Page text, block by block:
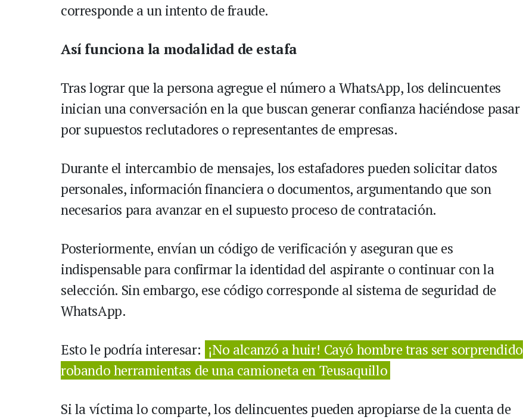
corresponde a un intento de fraude.
Así funciona la modalidad de estafa
Tras lograr que la persona agregue el número a WhatsApp, los delincuentes
inician una conversación en la que buscan generar confianza haciéndose pasar
por supuestos reclutadores o representantes de empresas.
Durante el intercambio de mensajes, los estafadores pueden solicitar datos
personales, información financiera o documentos, argumentando que son
necesarios para avanzar en el supuesto proceso de contratación.
Posteriormente, envían un código de verificación y aseguran que es
indispensable para confirmar la identidad del aspirante o continuar con la
selección. Sin embargo, ese código corresponde al sistema de seguridad de
WhatsApp.
Esto le podría interesar: ¡No alcanzó a huir! Cayó hombre tras ser sorprendido
robando herramientas de una camioneta en Teusaquillo
Si la víctima lo comparte, los delincuentes pueden apropiarse de la cuenta de